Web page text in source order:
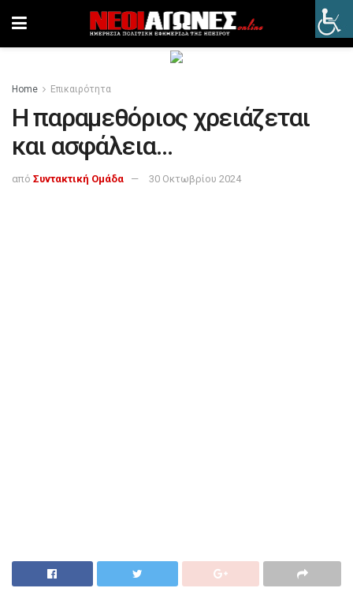
Home Επικαιρότητα
Η παραμεθόριος χρειάζεται
και ασφάλεια…
από Συντακτική Ομάδα 30 Οκτωβρίου 2024